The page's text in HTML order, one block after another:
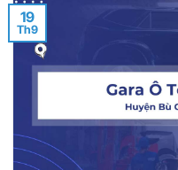
19
Th9